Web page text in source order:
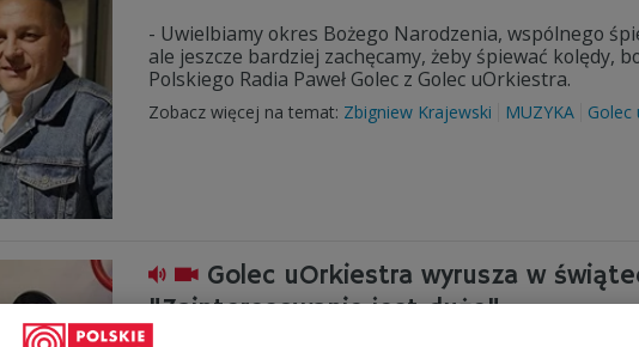
- Uwielbiamy okres Bożego Narodzenia, wspólnego
ale jeszcze bardziej zachęcamy, żeby śpiewać kolędy,
Polskiego Radia Paweł Golec z Golec uOrkiestra.
Zobacz więcej na temat: Zbigniew Krajewski MUZYKA Golec
Golec uOrkiestra wyrusza w
"Zainteresowanie jest duże"